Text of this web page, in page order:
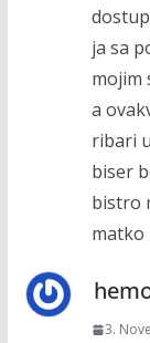
ja sa
mojim
a
ribari
biser
bistro
matko
3.